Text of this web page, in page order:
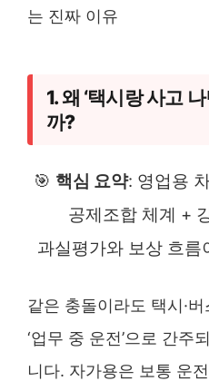
1. 왜 ‘택시랑 사고
까?
🎯 핵심 요약: 영업용
공제조합 체계 +
과실평가와 보상 흐름
같은 충돌이라도 택시·
‘업무 중 운전’으로 간주
니다. 자가용은 보통 운